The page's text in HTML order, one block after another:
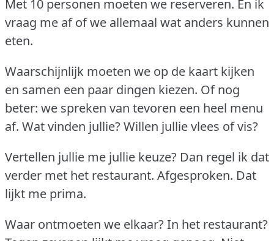
Met 10 personen moeten we reserveren. En ik
vraag me af of we allemaal wat anders kunnen
eten.
Waarschijnlijk moeten we op de kaart kijken
en samen een paar dingen kiezen. Of nog
beter: we spreken van tevoren een heel menu
af. Wat vinden jullie?Willen jullie vlees of vis?
Vertellen jullie me jullie keuze? Dan regel ik dat
verder met het restaurant. Afgesproken. Dat
lijkt me prima.
Waar ontmoeten we elkaar?In het restaurant?